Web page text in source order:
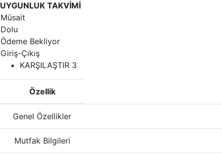
UYGUNLUK TAKVİMİ
Müsait
Dolu
Ödeme Bekliyor
Giriş-Çıkış
KARŞILAŞTIR 3
Özellik
Genel Özellikler
Mutfak Bilgileri